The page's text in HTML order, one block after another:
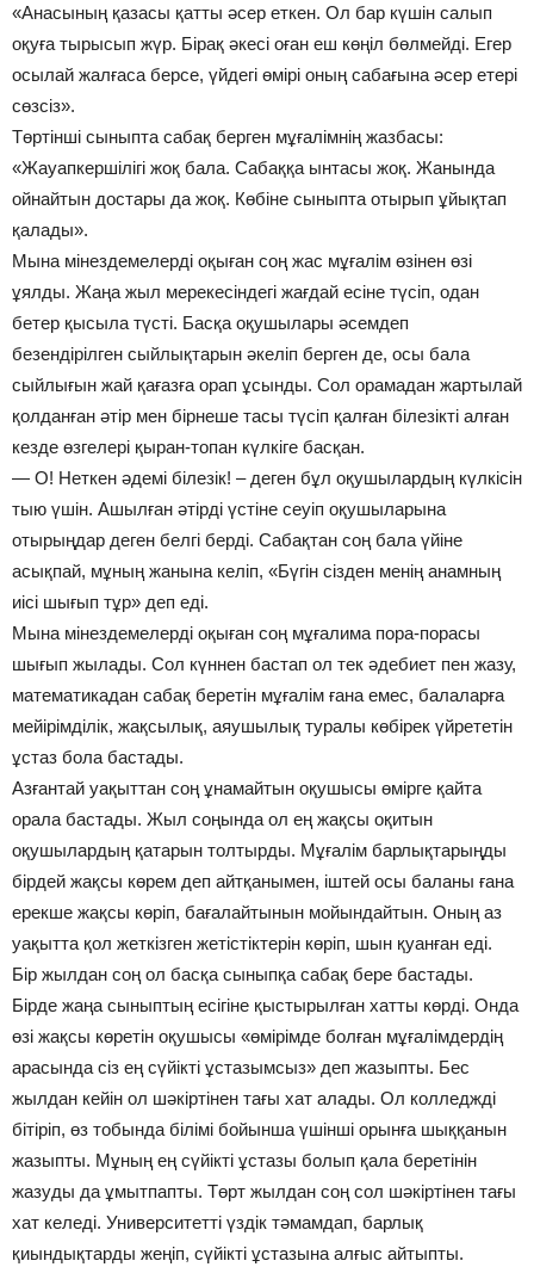
«Анасының қазасы қатты әсер еткен. Ол бар күшін салып
оқуға тырысып жүр. Бірақ әкесі оған еш көңіл бөлмейді. Егер
осылай жалғаса берсе, үйдегі өмірі оның сабағына әсер етері
сөзсіз».
Төртінші сыныпта сабақ берген мұғалімнің жазбасы:
«Жауапкершілігі жоқ бала. Сабаққа ынтасы жоқ. Жанында
ойнайтын достары да жоқ. Көбіне сыныпта отырып ұйықтап
қалады».
Мына мінездемелерді оқыған соң жас мұғалім өзінен өзі
ұялды. Жаңа жыл мерекесіндегі жағдай есіне түсіп, одан
бетер қысыла түсті. Басқа оқушылары әсемдеп
безендірілген сыйлықтарын әкеліп берген де, осы бала
сыйлығын жай қағазға орап ұсынды. Сол орамадан жартылай
қолданған әтір мен бірнеше тасы түсіп қалған білезікті алған
кезде өзгелері қыран-топан күлкіге басқан.
— О! Неткен әдемі білезік! – деген бұл оқушылардың күлкісін
тыю үшін. Ашылған әтірді үстіне сеуіп оқушыларына
отырыңдар деген белгі берді. Сабақтан соң бала үйіне
асықпай, мұның жанына келіп, «Бүгін сізден менің анамның
иісі шығып тұр» деп еді.
Мына мінездемелерді оқыған соң мұғалима пора-порасы
шығып жылады. Сол күннен бастап ол тек әдебиет пен жазу,
математикадан сабақ беретін мұғалім ғана емес, балаларға
мейірімділік, жақсылық, аяушылық туралы көбірек үйрететін
ұстаз бола бастады.
Азғантай уақыттан соң ұнамайтын оқушысы өмірге қайта
орала бастады. Жыл соңында ол ең жақсы оқитын
оқушылардың қатарын толтырды. Мұғалім барлықтарыңды
бірдей жақсы көрем деп айтқанымен, іштей осы баланы ғана
ерекше жақсы көріп, бағалайтынын мойындайтын. Оның аз
уақытта қол жеткізген жетістіктерін көріп, шын қуанған еді.
Бір жылдан соң ол басқа сыныпқа сабақ бере бастады.
Бірде жаңа сыныптың есігіне қыстырылған хатты көрді. Онда
өзі жақсы көретін оқушысы «өмірімде болған мұғалімдердің
арасында сіз ең сүйікті ұстазымсыз» деп жазыпты. Бес
жылдан кейін ол шәкіртінен тағы хат алады. Ол колледжді
бітіріп, өз тобында білімі бойынша үшінші орынға шыққанын
жазыпты. Мұның ең сүйікті ұстазы болып қала беретінін
жазуды да ұмытпапты. Төрт жылдан соң сол шәкіртінен тағы
хат келеді. Университетті үздік тәмамдап, барлық
қиындықтарды жеңіп, сүйікті ұстазына алғыс айтыпты.